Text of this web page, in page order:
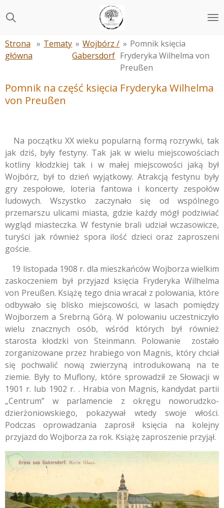
do
treści
Strona
główna
» Tematy » Wojbórz /
Gabersdorf
» Pomnik księcia
Fryderyka Wilhelma von
Preußen
Pomnik na część księcia Fryderyka Wilhelma
von Preußen
Na początku XX wieku popularną formą rozrywki, tak
jak dziś, były festyny. Tak jak w wielu miejscowościach
kotliny kłodzkiej tak i w małej miejscowości jaką był
Wojbórz, był to dzień wyjątkowy. Atrakcją festynu były
gry zespołowe, loteria fantowa i koncerty zespołów
ludowych. Wszystko zaczynało się od wspólnego
przemarszu ulicami miasta, gdzie każdy mógł podziwiać
wygląd miasteczka. W festynie brali udział wczasowicze,
turyści jak również spora ilość dzieci oraz zaproszeni
goście.
19 listopada 1908 r. dla mieszkańców Wojborza wielkim
zaskoczeniem był przyjazd księcia Fryderyka Wilhelma
von Preußen. Książę tego dnia wracał z polowania, które
odbywało się blisko miejscowości, w lasach pomiędzy
Wojborzem a Srebrną Górą. W polowaniu uczestniczyło
wielu znacznych osób, wśród których był również
starosta kłodzki von Steinmann. Polowanie zostało
zorganizowane przez hrabiego von Magnis, który chciał
się pochwalić nową zwierzyną introdukowaną na te
ziemie. Były to Muflony, które sprowadził ze Słowacji w
1901 r. lub 1902 r. . Hrabia von Magnis, kandydat partii
„Centrum” w parlamencie z okręgu noworudzko-
dzierżoniowskiego, pokazywał wtedy swoje włości.
Podczas oprowadzania zaprosił księcia na kolejny
przyjazd do Wojborza za rok. Książę zaproszenie przyjął.